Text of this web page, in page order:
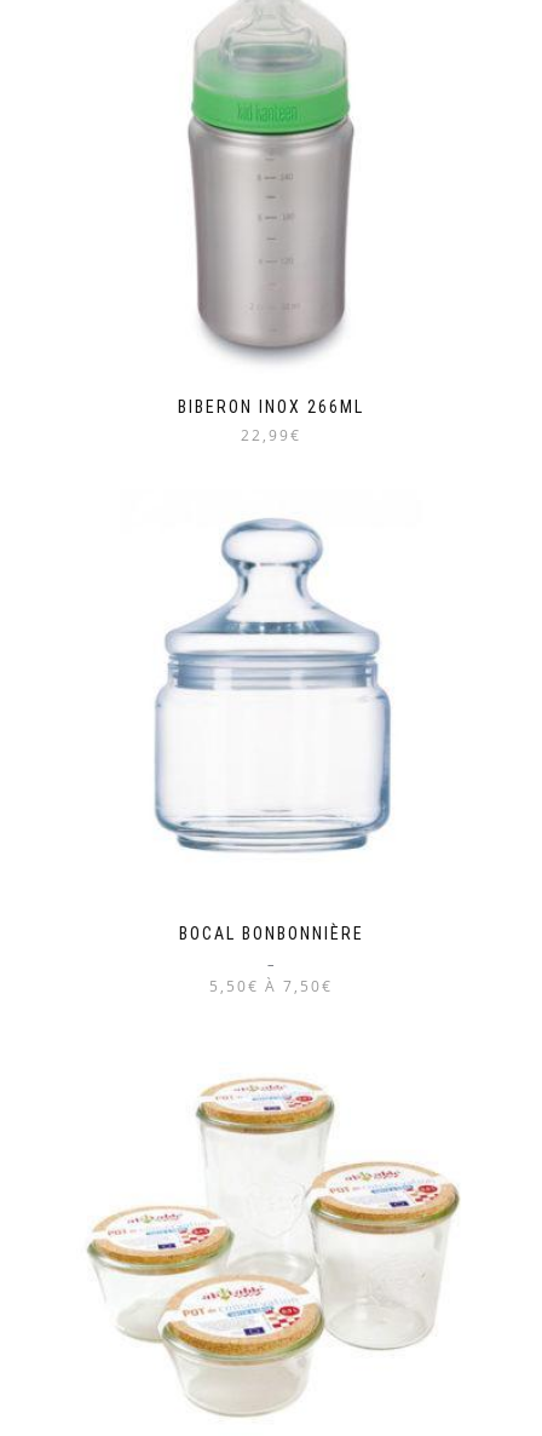
BIBERON INOX 266ML
22,99€
BOCAL BONBONNIÈRE
–
5,50€ À 7,50€
plusieurs
variations.
Les
peuvent
choisies
la
page
du
produit